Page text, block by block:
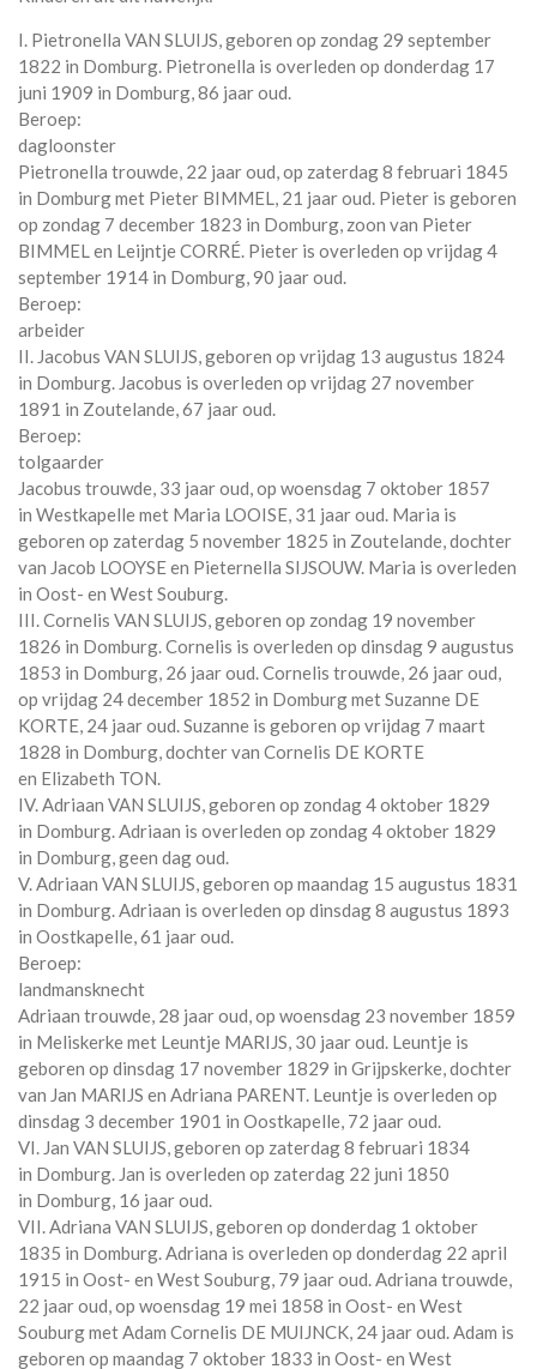
I. Pietronella VAN SLUIJS, geboren op zondag 29 september
1822 in Domburg . Pietronella is overleden op donderdag 17
juni 1909 in Domburg , 86 jaar oud.
Beroep:
dagloonster
Pietronella trouwde, 22 jaar oud, op zaterdag 8 februari 1845
in Domburgmet Pieter BIMMEL
, 21 jaar oud. Pieter is geboren
op zondag 7 december 1823 in Domburg , zoon van Pieter
BIMMEL en Leijntje CORRÉ. Pieter is overleden op vrijdag 4
september 1914 in Domburg , 90 jaar oud.
Beroep:
arbeider
II. Jacobus VAN SLUIJS, geboren op vrijdag 13 augustus 1824
in Domburg . Jacobus is overleden op vrijdag 27 november
1891 in Zoutelande , 67 jaar oud.
Beroep:
tolgaarder
Jacobus trouwde, 33 jaar oud, op woensdag 7 oktober 1857
in Westkapellemet Maria LOOISE , 31 jaar oud. Maria is
geboren op zaterdag 5 november 1825 in Zoutelande , dochter
van Jacob LOOYSE en Pieternella SIJSOUW. Maria is overleden
in Oost- en West Souburg
III. Cornelis VAN SLUIJS, geboren op zondag 19 november
1826 in Domburg . Cornelis is overleden op dinsdag 9 augustus
1853 in Domburg , 26 jaar oud. Cornelis trouwde, 26 jaar oud,
op vrijdag 24 december 1852 in DomburgmetSuzanne DE
KORTE , 24 jaar oud. Suzanne is geboren op vrijdag 7 maart
1828 in Domburg , dochter van Cornelis DE KORTE
en Elizabeth TON.
IV. Adriaan VAN SLUIJS, geboren op zondag 4 oktober 1829
in Domburg . Adriaan is overleden op zondag 4 oktober 1829
in Domburg , geen dag oud.
V. Adriaan VAN SLUIJS, geboren op maandag 15 augustus 1831
in Domburg . Adriaan is overleden op dinsdag 8 augustus 1893
in Oostkapelle , 61 jaar oud.
Beroep:
landmansknecht
Adriaan trouwde, 28 jaar oud, op woensdag 23 november 1859
in Meliskerkemet Leuntje MARIJS , 30 jaar oud. Leuntje is
geboren op dinsdag 17 november 1829 in Grijpskerke , dochter
van Jan MARIJS en Adriana PARENT. Leuntje is overleden op
dinsdag 3 december 1901 in Oostkapelle , 72 jaar oud.
VI. Jan VAN SLUIJS, geboren op zaterdag 8 februari 1834
in Domburg . Jan is overleden op zaterdag 22 juni 1850
in Domburg , 16 jaar oud.
VII. Adriana VAN SLUIJS, geboren op donderdag 1 oktober
1835 in Domburg . Adriana is overleden op donderdag 22 april
1915 in Oost- en West Souburg , 79 jaar oud. Adriana trouwde,
22 jaar oud, op woensdag 19 mei 1858 in Oost- en West
Souburgmet Adam Cornelis DE MUIJNCK , 24 jaar oud. Adam is
geboren op maandag 7 oktober 1833 in Oost- en West